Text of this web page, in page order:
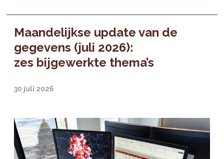
Maandelijkse update van de
gegevens (juli 2026):
zes bijgewerkte thema’s
30 juli 2026